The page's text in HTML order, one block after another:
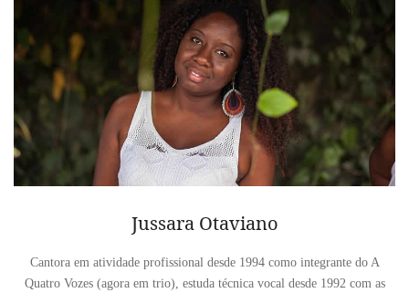
Jussara Otaviano
Cantora em atividade profissional desde 1994 como integrante do A
Quatro Vozes (agora em trio), estuda técnica vocal desde 1992 com as